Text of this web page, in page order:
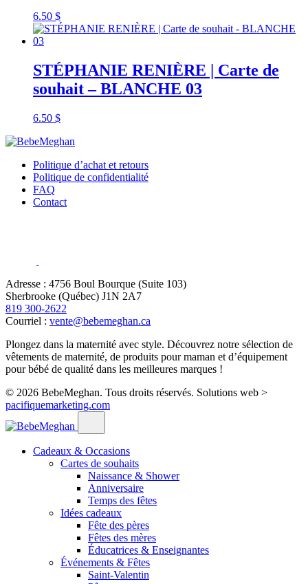
6.50 $
STÉPHANIE RENIÈRE | Carte de
souhait – BLANCHE 03
6.50 $
Politique d’achat et retours
Politique de confidentialité
FAQ
Contact
Adresse : 4756 Boul Bourque (Suite 103)
Sherbrooke (Québec) J1N 2A7
819 300-2622
Courriel : vente@bebemeghan.ca
Plongez dans la maternité avec style. Découvrez notre sélection de
vêtements de maternité, de produits pour maman et d’équipement
pour bébé de qualité dans les meilleures marques !
© 2026 BebeMeghan. Tous droits réservés. Solutions web >
pacifiquemarketing.com
Cadeaux & Occasions
Cartes de souhaits
Naissance & Shower
Anniversaire
Temps des fêtes
Idées cadeaux
Fête des pères
Fêtes des mères
Éducatrices & Enseignantes
Événements & Fêtes
Saint-Valentin